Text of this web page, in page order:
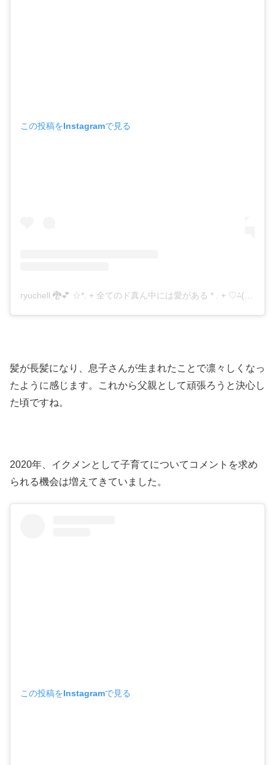
この投稿をInstagramで見る
ryuchell 🐉💕 ☆*. + 全てのド真ん中には愛がある * . + ♡⁂(@ryuzi33world929)がシェアした投稿
髪が長髪になり、息子さんが生まれたことで凛々しくなっ
たように感じます。これから父親として頑張ろうと決心し
た頃ですね。
2020年、イクメンとして子育てについてコメントを求め
られる機会は増えてきていました。
この投稿をInstagramで見る